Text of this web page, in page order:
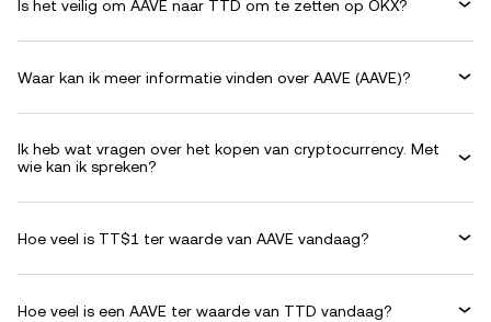
Is het veilig om AAVE naar TTD om te zetten op OKX?
Waar kan ik meer informatie vinden over AAVE (AAVE)?
Ik heb wat vragen over het kopen van cryptocurrency. Met
wie kan ik spreken?
Hoe veel is TT$1 ter waarde van AAVE vandaag?
Hoe veel is een AAVE ter waarde van TTD vandaag?